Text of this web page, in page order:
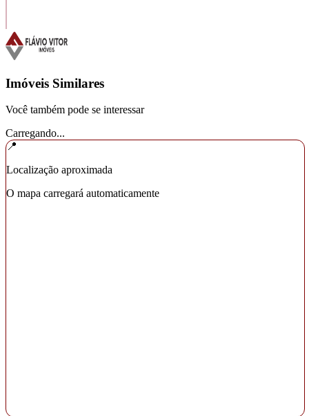
Imóveis Similares
Você também pode se interessar
Carregando...
📍
Localização aproximada
O mapa carregará automaticamente